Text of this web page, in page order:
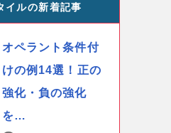
イルの新着記事
オペラント条件付
けの例14選！正の
強化・負の強化
を…